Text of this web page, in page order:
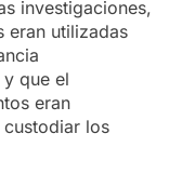
investigaciones,
eran utilizadas
que el
eran
los